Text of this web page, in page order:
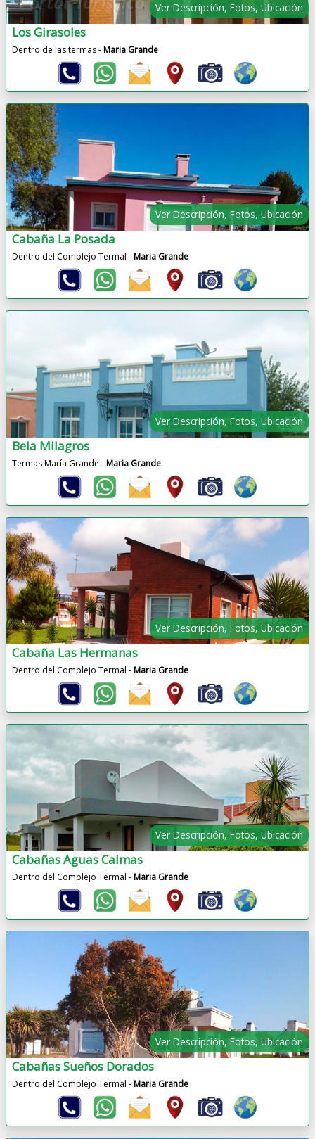
Ver Descripción, Fotos, Ubicación
Los Girasoles
Dentro de las termas -Maria Grande
Ver Descripción, Fotos, Ubicación
Cabaña La Posada
Dentro del Complejo Termal -Maria Grande
Ver Descripción, Fotos, Ubicación
Bela Milagros
Termas María Grande -Maria Grande
Ver Descripción, Fotos, Ubicación
Cabaña Las Hermanas
Dentro del Complejo Termal -Maria Grande
Ver Descripción, Fotos, Ubicación
Cabañas Aguas Calmas
Dentro del Complejo Termal -Maria Grande
Ver Descripción, Fotos, Ubicación
Cabañas Sueños Dorados
Dentro del Complejo Termal -Maria Grande